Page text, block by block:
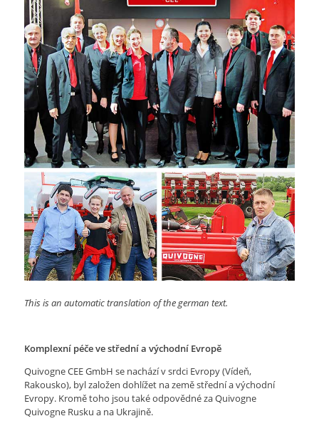
This is an automatic translation of the german text.
Komplexní péče ve střední a východní Evropě
Quivogne CEE GmbH se nachází v srdci Evropy (Vídeň,
Rakousko), byl založen dohlížet na země střední a východní
Evropy. Kromě toho jsou také odpovědné za Quivogne
Quivogne Rusku a na Ukrajině.